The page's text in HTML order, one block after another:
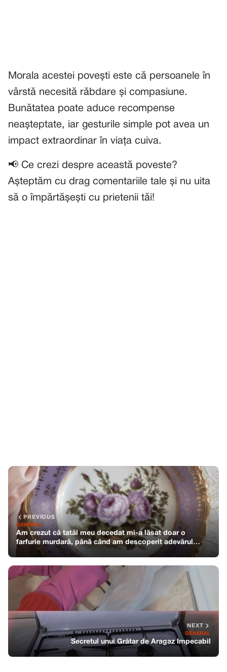
Morala acestei povești este că persoanele în
vârstă necesită răbdare și compasiune.
Bunătatea poate aduce recompense
neașteptate, iar gesturile simple pot avea un
impact extraordinar în viața cuiva.
📢 Ce crezi despre această poveste?
Așteptăm cu drag comentariile tale și nu uita
să o împărtășești cu prietenii tăi!
PREVIOUS
GENERAL
Am crezut că tatăl meu decedat mi-a lăsat doar o
farfurie murdară, până când am descoperit adevărul…
NEXT
GENERAL
Secretul unui Grătar de Aragaz Impecabil